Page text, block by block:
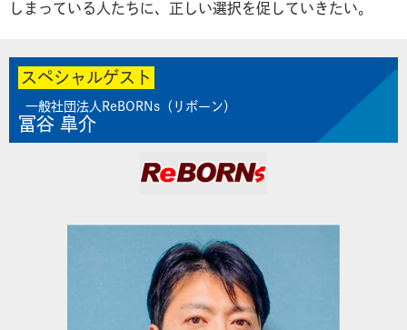
しまっている人たちに、正しい選択を促していきたい。
スペシャルゲスト
一般社団法人ReBORNs（リボーン）
冨谷 皐介